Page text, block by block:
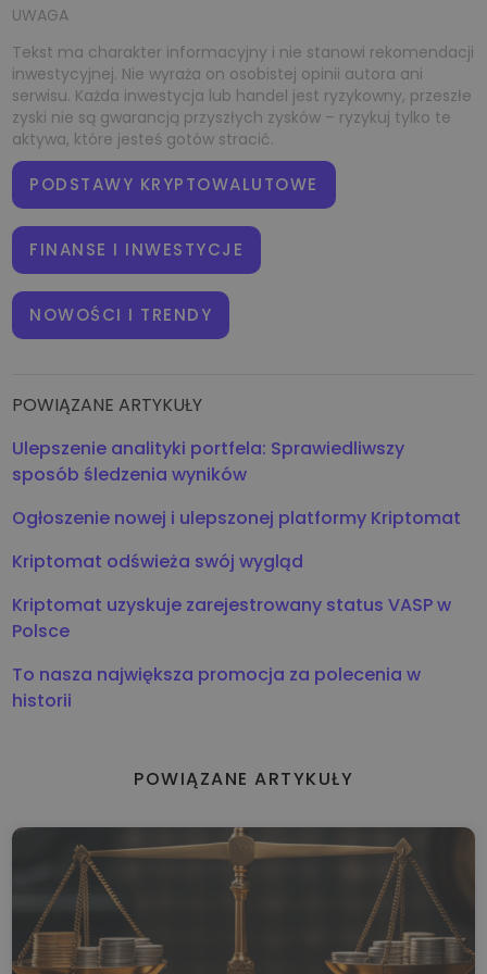
UWAGA
Tekst ma charakter informacyjny i nie stanowi rekomendacji
inwestycyjnej. Nie wyraża on osobistej opinii autora ani
serwisu. Każda inwestycja lub handel jest ryzykowny, przeszłe
zyski nie są gwarancją przyszłych zysków – ryzykuj tylko te
aktywa, które jesteś gotów stracić.
PODSTAWY KRYPTOWALUTOWE
FINANSE I INWESTYCJE
NOWOŚCI I TRENDY
POWIĄZANE ARTYKUŁY
Ulepszenie analityki portfela: Sprawiedliwszy
sposób śledzenia wyników
Ogłoszenie nowej i ulepszonej platformy Kriptomat
Kriptomat odświeża swój wygląd
Kriptomat uzyskuje zarejestrowany status VASP w
Polsce
To nasza największa promocja za polecenia w
historii
POWIĄZANE ARTYKUŁY
FUNKCJONALNOŚĆ